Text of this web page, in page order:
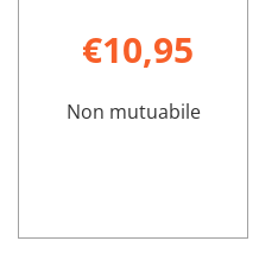
€10,95
Non mutuabile